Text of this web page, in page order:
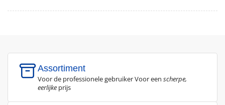
Assortiment
Voor de professionele gebruiker Voor een scherpe,
eerlijke prijs